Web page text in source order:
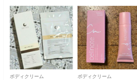
ボディクリーム ボディクリーム